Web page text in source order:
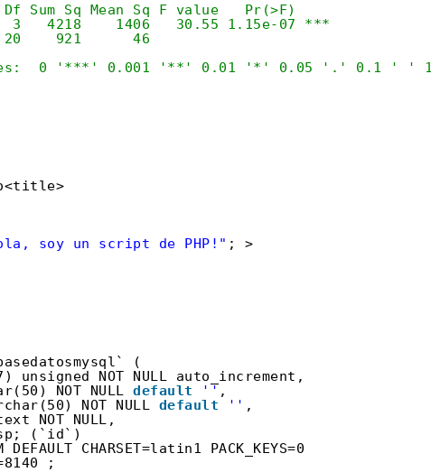
Df Sum Sq Mean Sq F value   Pr(>F)
3   4218    1406   30.55 1.15e-07 ***
20    921      46
0 '***' 0.001 '**' 0.01 '*' 0.05 '.' 0.1 ' ' 1
soy un script de PHP!" ; >
(
NOT NULL auto_increment,
NOT NULL default '' ,
NOT NULL default '' ,
NOT NULL,
(`id`)
DEFAULT CHARSET=latin1 PACK_KEYS=0
;